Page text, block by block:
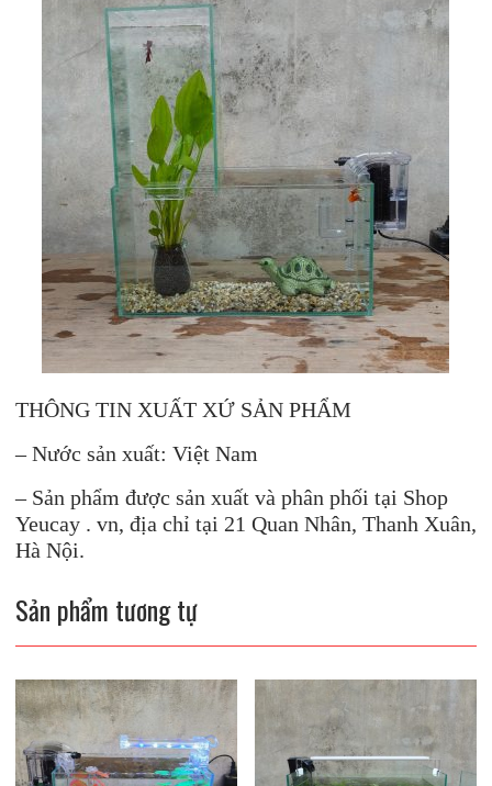
THÔNG TIN XUẤT XỨ SẢN PHẨM
– Nước sản xuất: Việt Nam
– Sản phẩm được sản xuất và phân phối tại Shop
Yeucay . vn, địa chỉ tại 21 Quan Nhân, Thanh Xuân,
Hà Nội.
Sản phẩm tương tự